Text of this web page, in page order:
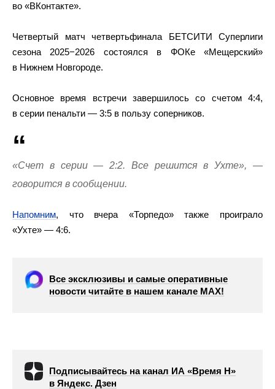
во «ВКонтакте».
Четвертый матч четвертьфинала БЕТСИТИ Суперлиги
сезона 2025−2026 состоялся в ФОКе «Мещерский»
в Нижнем Новгороде.
Основное время встречи завершилось со счетом 4:4,
в серии пенальти — 3:5 в пользу соперников.
«Счет в серии — 2:2. Все решится в Ухте», —
говорится в сообщении.
Напомним, что вчера «Торпедо» также проиграло
«Ухте» — 4:6.
Все эксклюзивы и самые оперативные
новости читайте в нашем канале МАХ!
Подписывайтесь на канал ИА «Время Н»
в Яндекс. Дзен